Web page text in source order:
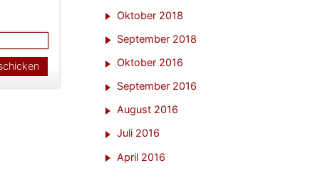
Oktober 2018
September 2018
Oktober 2016
September 2016
August 2016
Juli 2016
April 2016